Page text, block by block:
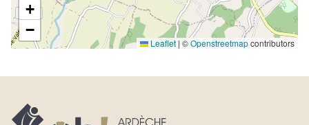
+
−
Leaflet | ©Openstreetmapcontributors